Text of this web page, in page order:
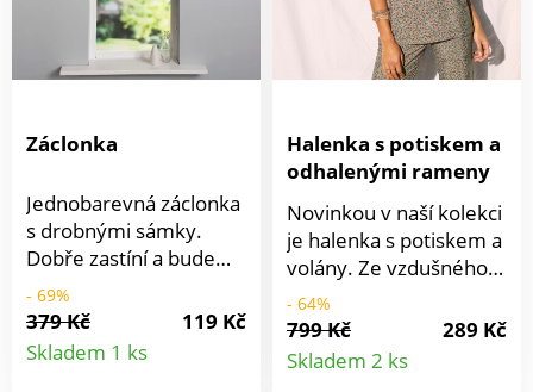
Záclonka
Jednobarevná záclonka
s drobnými sámky.
Dobře zastíní a bude
hezkou dekorací na
vašem okně. Stačí ji
navléknout na tyč a
pověsit. Rovný spodní
- 69%
379 Kč
119 Kč
Skladem 1 ks
Detail
Halenka s potiskem a
odhalenými rameny
Novinkou v naší kolekci
je halenka s potiskem a
volány. Ze vzdušného
materiálu. Uvolněný
výstřih. Vpředu a vzadu
dvojitý volán tvořící
krátké rukávy. Přišitá
- 64%
799 Kč
289 Kč
Skladem 2 ks
Detail